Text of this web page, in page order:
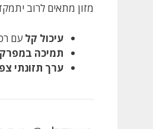
מזון מתאים לרוב
עיכול קל עם
תמיכה
ערך תזונתי